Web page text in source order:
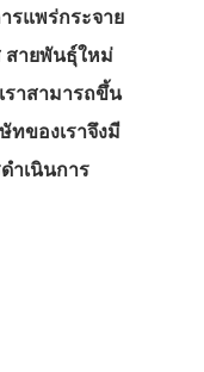
รแพร่กระจาย
สายพันธุ์ใหม่
ราสามารถขึ้น
ทของเราจึงมี
ำเนินการ